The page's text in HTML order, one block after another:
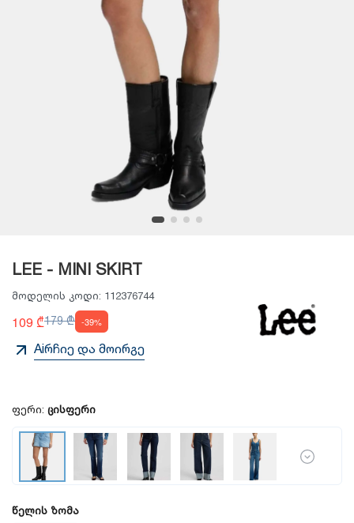
LEE - MINI SKIRT
მოდელის კოდი: 112376744
109 ₾179 ₾ -39%
Aiრჩიე და მოირგე
ფერი: ცისფერი
წელის ზომა